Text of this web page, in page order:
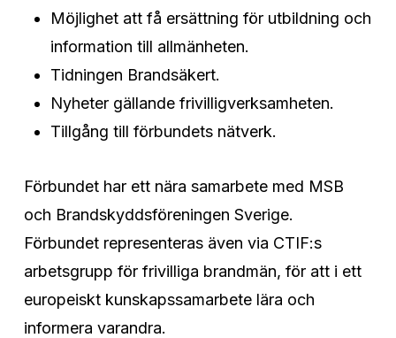
Möjlighet att få ersättning för utbildning och
information till allmänheten.
Tidningen Brandsäkert.
Nyheter gällande frivilligverksamheten.
Tillgång till förbundets nätverk.
Förbundet har ett nära samarbete med MSB
och Brandskyddsföreningen Sverige.
Förbundet representeras även via CTIF:s
arbetsgrupp för frivilliga brandmän, för att i ett
europeiskt kunskapssamarbete lära och
informera varandra.